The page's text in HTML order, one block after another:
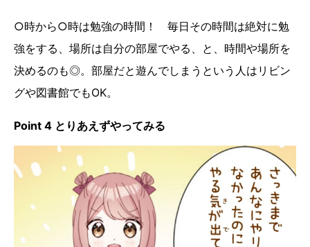
○時から○時は勉強の時間！ 毎日その時間は絶対に勉
強をする、場所は自分の部屋でやる、と、時間や場所を
決めるのも◎。部屋だと遊んでしまうという人はリビン
グや図書館でもOK。
Point 4 とりあえずやってみる